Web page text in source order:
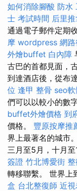
如何消除腳酸 防水
士 考試時間 后里
通過電子郵件定期
摩 wordpress 網
外燴buffet 白內障
古巴的首都見面，
到達酒店後，從布
位 逢甲 整骨 seo軟
們可以以較小的數
buffet外燴價格 到
價格。 豐原按摩推
界上最著名的城市。
三月至5月，十月至
簽證 竹北博愛街 整
轉移聯繫。 世界上
盒 台北整復師 近